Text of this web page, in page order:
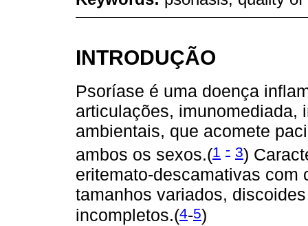
INTRODUÇÃO
Psoríase é uma doença
articulações, imunomediada,
ambientais, que acomete
ambos os sexos.(1 - 3)
eritemato-descamativas com
tamanhos variados,
incompletos.(4-5)